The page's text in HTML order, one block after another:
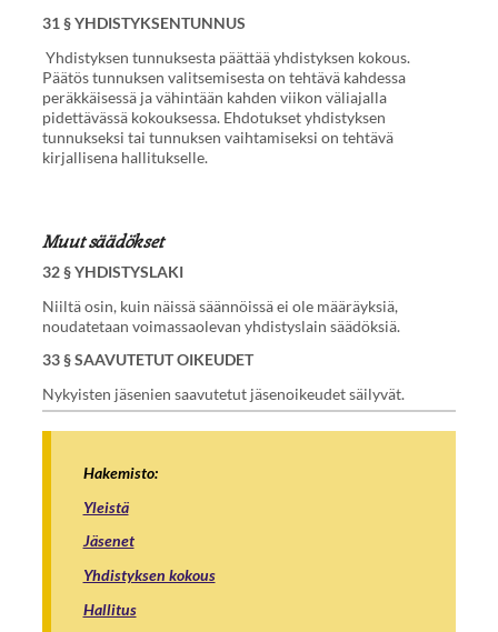
Hakemisto:
Yleistä
Jäsenet
Yhdistyksen kokous
Hallitus
31 § YHDISTYKSENTUNNUS
Yhdistyksen tunnuksesta päättää yhdistyksen kokous.
Päätös tunnuksen valitsemisesta on tehtävä kahdessa
peräkkäisessä ja vähintään kahden viikon väliajalla
pidettävässä kokouksessa. Ehdotukset yhdistyksen
tunnukseksi tai tunnuksen vaihtamiseksi on tehtävä
kirjallisena hallitukselle.
Muut säädökset
32 § YHDISTYSLAKI
Niiltä osin, kuin näissä säännöissä ei ole määräyksiä,
noudatetaan voimassaolevan yhdistyslain säädöksiä.
33 § SAAVUTETUT OIKEUDET
Nykyisten jäsenien saavutetut jäsenoikeudet säilyvät.